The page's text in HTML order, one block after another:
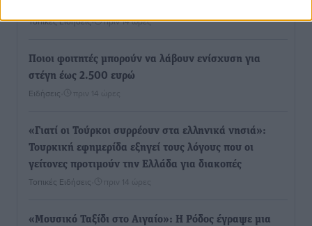
Τοπικές Ειδήσεις• πριν 14 ώρες
Ποιοι φοιτητές μπορούν να λάβουν ενίσχυση για
στέγη έως 2.500 ευρώ
Ειδήσεις πριν 14 ώρες
«Γιατί οι Τούρκοι συρρέουν στα ελληνικά νησιά»:
Τουρκική εφημερίδα εξηγεί τους λόγους που οι
γείτονες προτιμούν την Ελλάδα για διακοπές
Τοπικές Ειδήσεις πριν 14 ώρες
«Μουσικό Ταξίδι στο Αιγαίο»: Η Ρόδος έγραψε μια